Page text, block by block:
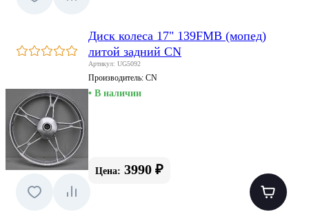
Диск колеса 17" 139FMB (мопед)
литой задний CN
Артикул: UG5092
Производитель: CN
• В наличии
Цена: 3990 ₽